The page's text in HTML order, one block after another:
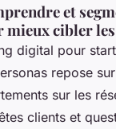
et
mieux cibler
digital pour
repose
sur les
clients et